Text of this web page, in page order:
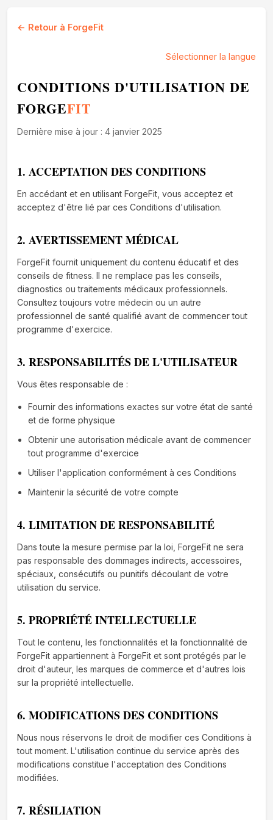
← Retour à ForgeFit
Sélectionner la langue
CONDITIONS D'UTILISATION DE
FORGEFIT
Dernière mise à jour : 4 janvier 2025
1. ACCEPTATION DES CONDITIONS
En accédant et en utilisant ForgeFit, vous acceptez et
acceptez d'être lié par ces Conditions d'utilisation.
2. AVERTISSEMENT MÉDICAL
ForgeFit fournit uniquement du contenu éducatif et des
conseils de fitness. Il ne remplace pas les conseils,
diagnostics ou traitements médicaux professionnels.
Consultez toujours votre médecin ou un autre
professionnel de santé qualifié avant de commencer tout
programme d'exercice.
3. RESPONSABILITÉS DE L'UTILISATEUR
Vous êtes responsable de :
Fournir des informations exactes sur votre état de santé
et de forme physique
Obtenir une autorisation médicale avant de commencer
tout programme d'exercice
Utiliser l'application conformément à ces Conditions
Maintenir la sécurité de votre compte
4. LIMITATION DE RESPONSABILITÉ
Dans toute la mesure permise par la loi, ForgeFit ne sera
pas responsable des dommages indirects, accessoires,
spéciaux, consécutifs ou punitifs découlant de votre
utilisation du service.
5. PROPRIÉTÉ INTELLECTUELLE
Tout le contenu, les fonctionnalités et la fonctionnalité de
ForgeFit appartiennent à ForgeFit et sont protégés par le
droit d'auteur, les marques de commerce et d'autres lois
sur la propriété intellectuelle.
6. MODIFICATIONS DES CONDITIONS
Nous nous réservons le droit de modifier ces Conditions à
tout moment. L'utilisation continue du service après des
modifications constitue l'acceptation des Conditions
modifiées.
7. RÉSILIATION